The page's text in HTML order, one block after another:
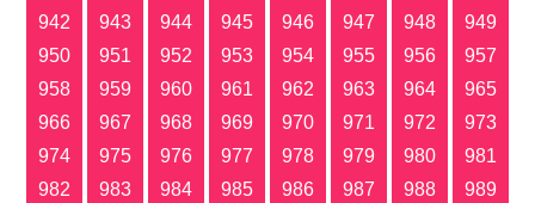
942
943 944 945 946 947 948
949
950
951 952 953 954 955 956
957
958
959 960 961 962 963 964
965
966
967 968 969 970 971 972
973
974
975 976 977 978 979 980
981
982
983 984 985 986 987 988
989